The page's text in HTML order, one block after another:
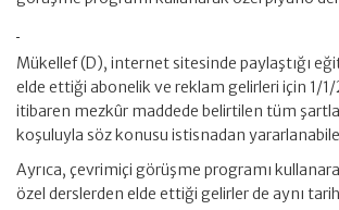
Mükellef (D), internet sitesinde paylaştığı
elde ettiği abonelik ve reklam gelirleri için 1/
itibaren mezkûr maddede belirtilen tüm
koşuluyla söz konusu istisnadan
Ayrıca, çevrimiçi görüşme programı
özel derslerden elde ettiği gelirler de aynı